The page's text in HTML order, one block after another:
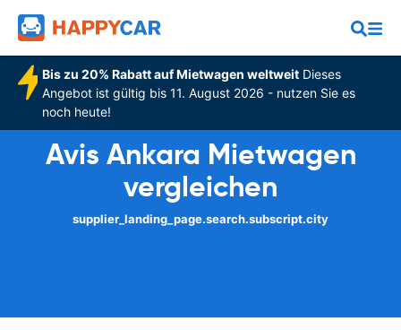
Bis zu 20% Rabatt auf Mietwagen weltweitDieses
Angebot ist gültig bis 11. August 2026 - nutzen Sie es
noch heute!
Avis Ankara Mietwagen
vergleichen
supplier_landing_page.search.subscript.city